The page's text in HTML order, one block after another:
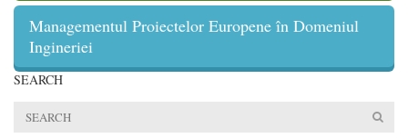
Managementul Proiectelor Europene în Domeniul
Ingineriei
SEARCH